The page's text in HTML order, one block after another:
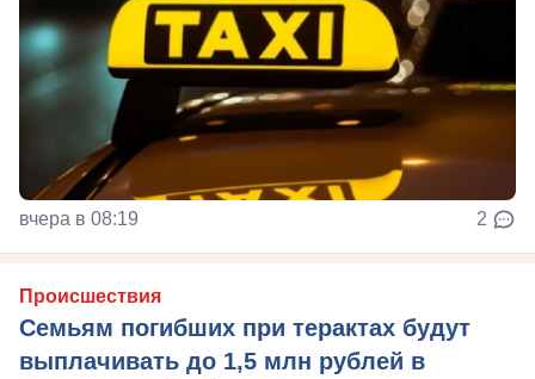
вчера в 08:19 2
Происшествия
Семьям погибших при терактах будут
выплачивать до 1,5 млн рублей в